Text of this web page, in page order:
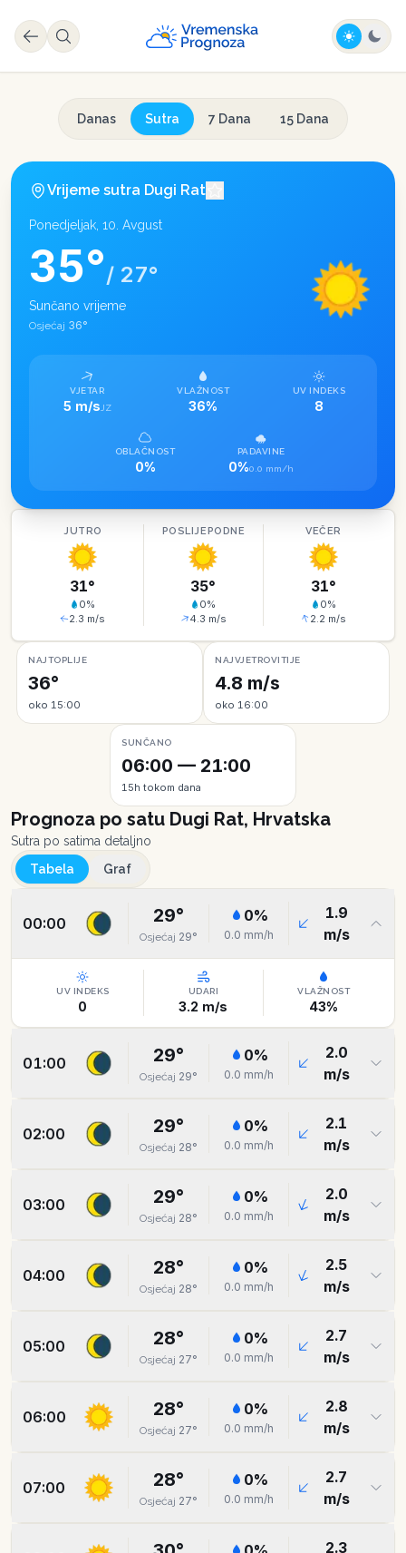
Danas Sutra 7 Dana 15 Dana
Vrijeme sutra Dugi Rat
Ponedjeljak, 10. Avgust
35°/ 27°
Sunčano vrijeme
Osjećaj 36°
VJETAR
5 m/s JZ
VLAŽNOST
36%
UV INDEKS
8
OBLAČNOST
0%
PADAVINE
0%0.0 mm/h
JUTRO
31°
0%
2.3 m/s
POSLIJEPODNE
35°
0%
4.3 m/s
VEČER
31°
0%
2.2 m/s
NAJTOPLIJE
36°
oko 15:00
NAJVJETROVITIJE
4.8 m/s
oko 16:00
SUNČANO
06:00 — 21:00
15h tokom dana
Prognoza po satu Dugi Rat, Hrvatska
Sutra po satima detaljno
Tabela
Graf
00:00 29°
Osjećaj 29°
0%
0.0 mm/h
1.9
m/s
UV INDEKS
0
UDARI
3.2 m/s
VLAŽNOST
43%
01:00 29°
Osjećaj 29°
0%
0.0 mm/h
2.0
m/s
02:00 29°
Osjećaj 28°
0%
0.0 mm/h
2.1
m/s
03:00 29°
Osjećaj 28°
0%
0.0 mm/h
2.0
m/s
04:00 28°
Osjećaj 28°
0%
0.0 mm/h
2.5
m/s
05:00 28°
Osjećaj 27°
0%
0.0 mm/h
2.7
m/s
06:00 28°
Osjećaj 27°
0%
0.0 mm/h
2.8
m/s
07:00 28°
Osjećaj 27°
0%
0.0 mm/h
2.7
m/s
2.3